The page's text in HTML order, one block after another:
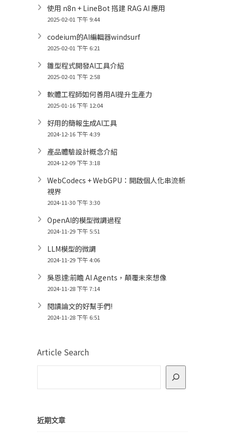
使用 n8n + LineBot 搭建 RAG AI 應用
2025-02-01 下午 9:44
codeium的AI編輯器windsurf
2025-02-01 下午 6:21
雛型程式開發AI工具介紹
2025-02-01 下午 2:58
軟體工程師如何善用AI提升生產力
2025-01-16 下午 12:04
好用的簡報生成AI工具
2024-12-16 下午 4:39
產品體驗設計概念介紹
2024-12-09 下午 3:18
WebCodecs + WebGPU：開啟個人化串流新
視界
2024-11-30 下午 3:30
OpenAI的模型微調過程
2024-11-29 下午 5:51
LLM模型的微調
2024-11-29 下午 4:06
吳恩達:前瞻 AI Agents，顛覆未來想像
2024-11-28 下午 7:14
閱讀論文的好幫手們!
2024-11-28 下午 6:51
Article Search
近期文章